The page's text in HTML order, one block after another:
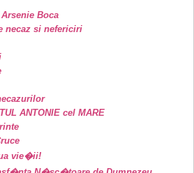
Boca
necaz si nefericiri
ANTONIE cel MARE
vie�ii!